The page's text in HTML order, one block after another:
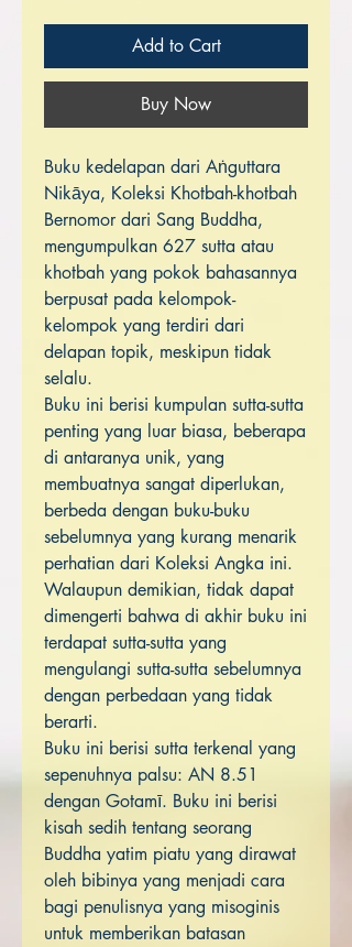
Add to Cart
Buy Now
Buku kedelapan dari Aṅguttara
Nikāya, Koleksi Khotbah-khotbah
Bernomor dari Sang Buddha,
mengumpulkan 627 sutta atau
khotbah yang pokok bahasannya
berpusat pada kelompok-
kelompok yang terdiri dari
delapan topik, meskipun tidak
selalu.
Buku ini berisi kumpulan sutta-sutta
penting yang luar biasa, beberapa
di antaranya unik, yang
membuatnya sangat diperlukan,
berbeda dengan buku-buku
sebelumnya yang kurang menarik
perhatian dari Koleksi Angka ini.
Walaupun demikian, tidak dapat
dimengerti bahwa di akhir buku ini
terdapat sutta-sutta yang
mengulangi sutta-sutta sebelumnya
dengan perbedaan yang tidak
berarti.
Buku ini berisi sutta terkenal yang
sepenuhnya palsu: AN 8.51
dengan Gotamī. Buku ini berisi
kisah sedih tentang seorang
Buddha yatim piatu yang dirawat
oleh bibinya yang menjadi cara
bagi penulisnya yang misoginis
untuk memberikan batasan